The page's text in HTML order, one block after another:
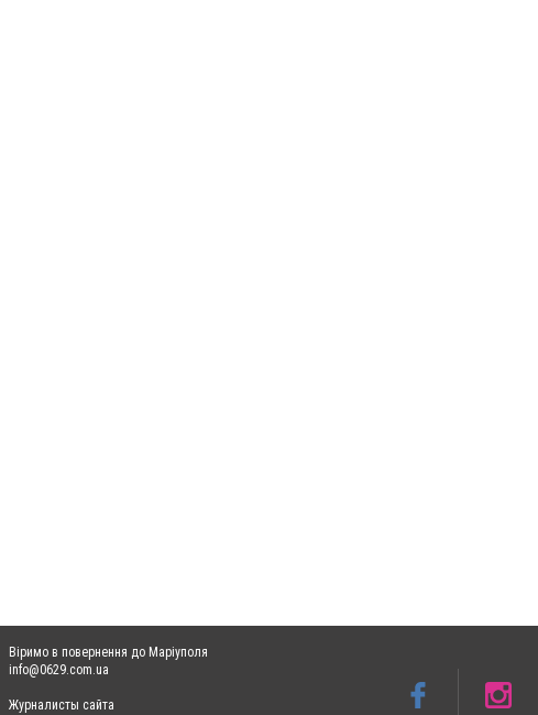
Віримо в повернення до Маріуполя
info@0629.com.ua
Журналисты сайта